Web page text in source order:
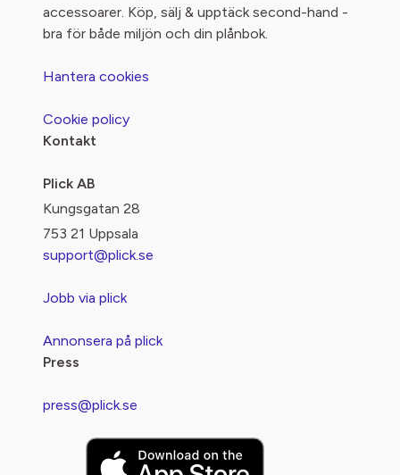
accessoarer. Köp, sälj & upptäck second-hand -
bra för både miljön och din plånbok.
Hantera cookies
Cookie policy
Kontakt
Plick AB
Kungsgatan 28
753 21 Uppsala
support@plick.se
Jobb via plick
Annonsera på plick
Press
press@plick.se